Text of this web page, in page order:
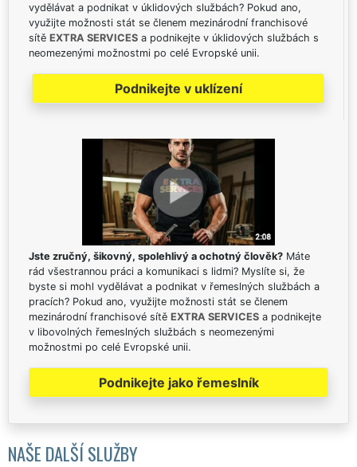
vydělávat a podnikat v úklidových službách? Pokud ano,
využijte možnosti stát se členem mezinárodní franchisové
sítě EXTRA SERVICES a podnikejte v úklidových službách s
neomezenými možnostmi po celé Evropské unii.
Podnikejte v uklízení
Jste zručný, šikovný, spolehlivý a ochotný člověk? Máte
rád všestrannou práci a komunikaci s lidmi? Myslíte si, že
byste si mohl vydělávat a podnikat v řemeslných službách a
pracích? Pokud ano, využijte možnosti stát se členem
mezinárodní franchisové sítě EXTRA SERVICES a podnikejte
v libovolných řemeslných službách s neomezenými
možnostmi po celé Evropské unii.
Podnikejte jako řemeslník
NAŠE DALŠÍ SLUŽBY